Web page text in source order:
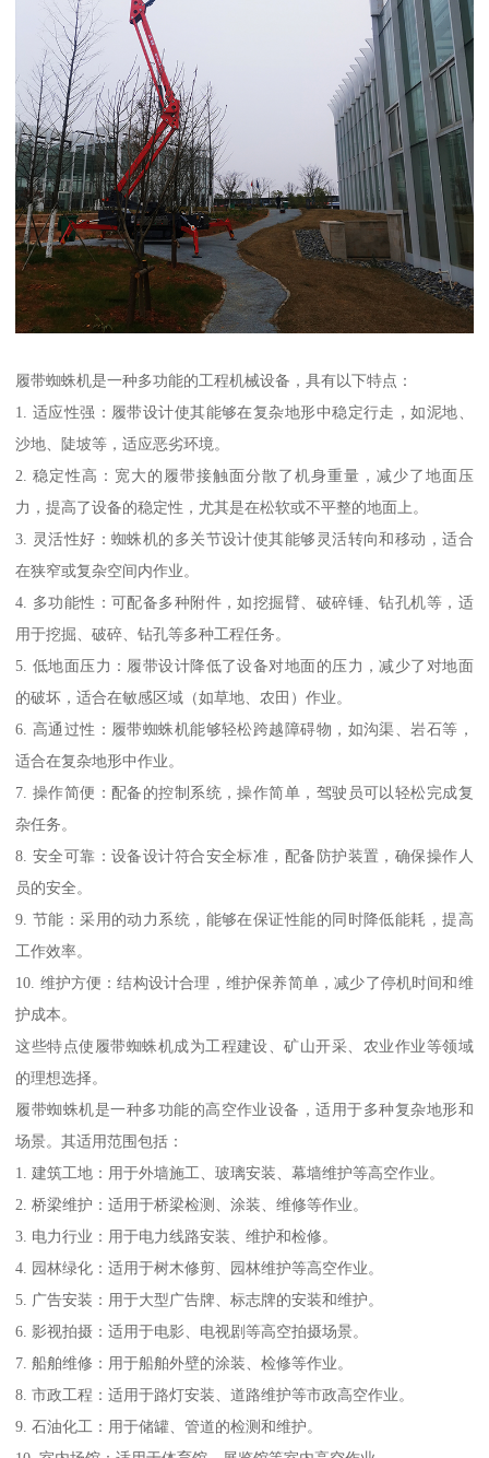
履带蜘蛛机是一种多功能的工程机械设备，具有以下特点：
1. 适应性强：履带设计使其能够在复杂地形中稳定行走，如泥地、
沙地、陡坡等，适应恶劣环境。
2. 稳定性高：宽大的履带接触面分散了机身重量，减少了地面压
力，提高了设备的稳定性，尤其是在松软或不平整的地面上。
3. 灵活性好：蜘蛛机的多关节设计使其能够灵活转向和移动，适合
在狭窄或复杂空间内作业。
4. 多功能性：可配备多种附件，如挖掘臂、破碎锤、钻孔机等，适
用于挖掘、破碎、钻孔等多种工程任务。
5. 低地面压力：履带设计降低了设备对地面的压力，减少了对地面
的破坏，适合在敏感区域（如草地、农田）作业。
6. 高通过性：履带蜘蛛机能够轻松跨越障碍物，如沟渠、岩石等，
适合在复杂地形中作业。
7. 操作简便：配备的控制系统，操作简单，驾驶员可以轻松完成复
杂任务。
8. 安全可靠：设备设计符合安全标准，配备防护装置，确保操作人
员的安全。
9. 节能：采用的动力系统，能够在保证性能的同时降低能耗，提高
工作效率。
10. 维护方便：结构设计合理，维护保养简单，减少了停机时间和维
护成本。
这些特点使履带蜘蛛机成为工程建设、矿山开采、农业作业等领域
的理想选择。
履带蜘蛛机是一种多功能的高空作业设备，适用于多种复杂地形和
场景。其适用范围包括：
1. 建筑工地：用于外墙施工、玻璃安装、幕墙维护等高空作业。
2. 桥梁维护：适用于桥梁检测、涂装、维修等作业。
3. 电力行业：用于电力线路安装、维护和检修。
4. 园林绿化：适用于树木修剪、园林维护等高空作业。
5. 广告安装：用于大型广告牌、标志牌的安装和维护。
6. 影视拍摄：适用于电影、电视剧等高空拍摄场景。
7. 船舶维修：用于船舶外壁的涂装、检修等作业。
8. 市政工程：适用于路灯安装、道路维护等市政高空作业。
9. 石油化工：用于储罐、管道的检测和维护。